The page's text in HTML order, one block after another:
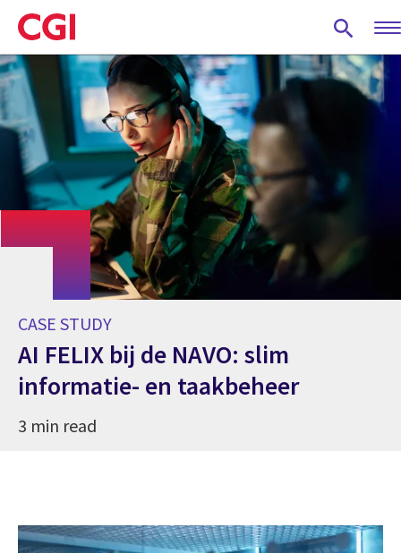
Skip
to
main
content
CASE STUDY
AI FELIX bij de NAVO: slim
informatie- en taakbeheer
3 min read